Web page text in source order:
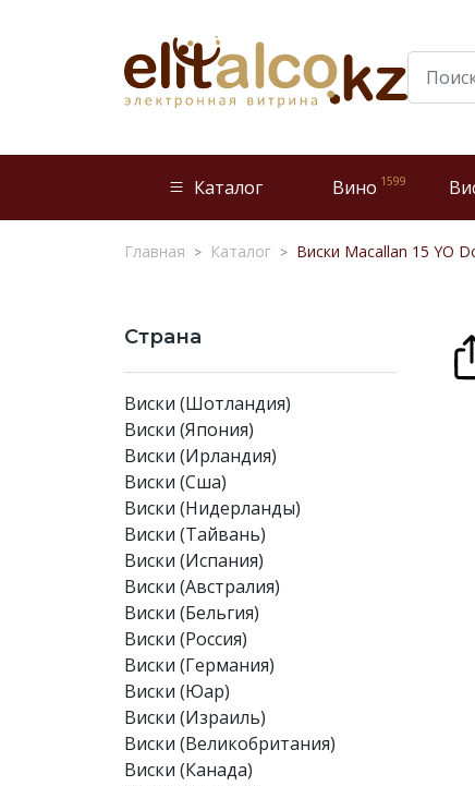
Каталог Вино 1599
Главная Каталог Виски Macallan 15 YO
Страна
Виски (Шотландия)
Виски (Япония)
Виски (Ирландия)
Виски (Сша)
Виски (Нидерланды)
Виски (Тайвань)
Виски (Испания)
Виски (Австралия)
Виски (Бельгия)
Виски (Россия)
Виски (Германия)
Виски (Юар)
Виски (Израиль)
Виски (Великобритания)
Виски (Канада)